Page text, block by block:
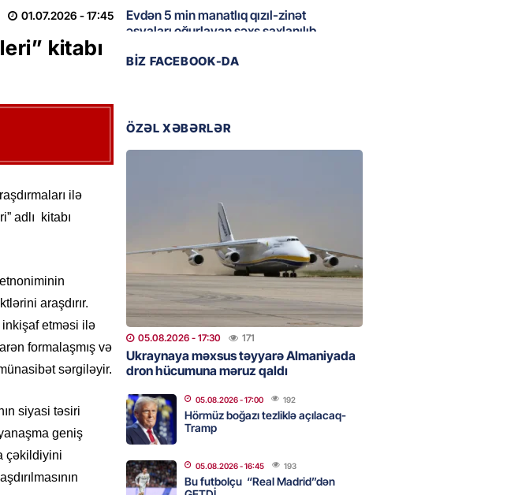
01.07.2026 - 17:45
kitabı
ilə
adlı kitabı
araşdırır.
etməsi ilə
formalaşmış və
sərgiləyir.
siyasi təsiri
geniş
çəkildiyini
Evdən 5 min manatlıq qızıl-zinət
əşyaları oğurlayan şəxs saxlanılıb
05.08.2026- 17:00
buraxılış həcmini üç dəfəyə yaxın
05.08.2026- 16:59 192
İDMAN
Bu futbolçu “Real Madrid”dən GETDİ
05.08.2026- 16:45 193
DÜNYA
Türkiyə HHQ-nin ilk qadın generalı oldu
05.08.2026- 16:30 195
Metroya və universitetlərə yaxın ev
axtaranların diqqətinə: Kirayə
BIZ FACEBOOK-DA
ÖZƏL XƏBƏRLƏR
05.08.2026 - 17:30 171
Ukraynaya məxsus təyyarə Almaniyada
dron hücumuna məruz qaldı
05.08.2026- 17:00 192
Hörmüz boğazı tezliklə açılacaq-
Tramp
05.08.2026- 16:45 193
Bu futbolçu “Real Madrid”dən